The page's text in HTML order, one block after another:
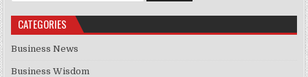
CATEGORIES
Business News
Business Wisdom